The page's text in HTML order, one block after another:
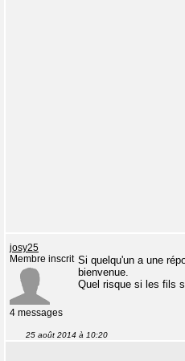
josy25
Membre inscrit
4 messages
Si quelqu'un a une
bienvenue.
Quel risque si les fils
25 août 2014 à 10:20